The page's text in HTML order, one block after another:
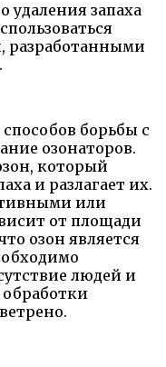
удаления запаха
разработанными
борьбы с
озонаторов.
который
и разлагает их.
или
от площади
озон является
людей и